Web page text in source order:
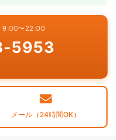
9:00〜22:00
5953
メール（24時間OK）